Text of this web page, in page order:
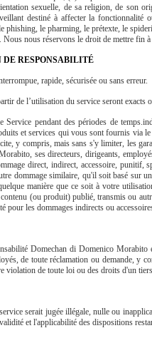
sexuelle, de sa religion, de son
destiné à affecter la
phishing, le pharming, le prétexte, le
nous réservons le droit de mettre
RESPONSABILITÉ
rapide, sécurisée ou sans erreur.
de l’utilisation du service seront exacts
Service pendant des périodes de
et services qui vous sont fournis
y compris, mais sans s'y limiter, les
ses directeurs, dirigeants,
direct, indirect, accessoire,
dommage similaire, qu'il soit basé
manière que ce soit à votre
(ou produit) publié, transmis ou
les dommages indirects ou
Domechan di Domenico
de toute réclamation ou demande,
violation de toute loi ou des droits d'un
serait jugée illégale, nulle ou
et l'applicabilité des dispositions